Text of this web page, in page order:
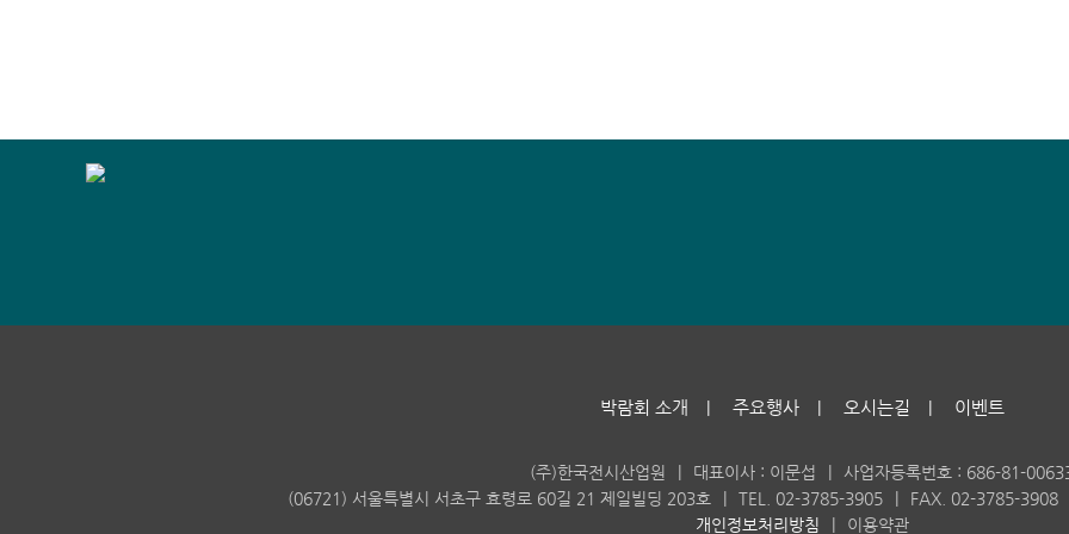
박람회 소개 주요행사 오시는길 이벤트
(주)한국전시산업원 대표이사 : 이문섭
사업자등록번호 : 686-81-
(06721) 서울특별시 서초구 효령로 60길 21 제일빌딩 203호
TEL. 02-3785-3905 FAX. 02-3785-3908
개인정보처리방침
이용약관